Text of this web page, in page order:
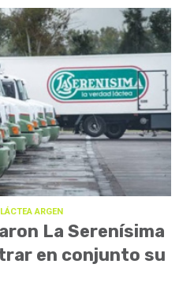
ARGEN
La Serenísima
en conjunto su